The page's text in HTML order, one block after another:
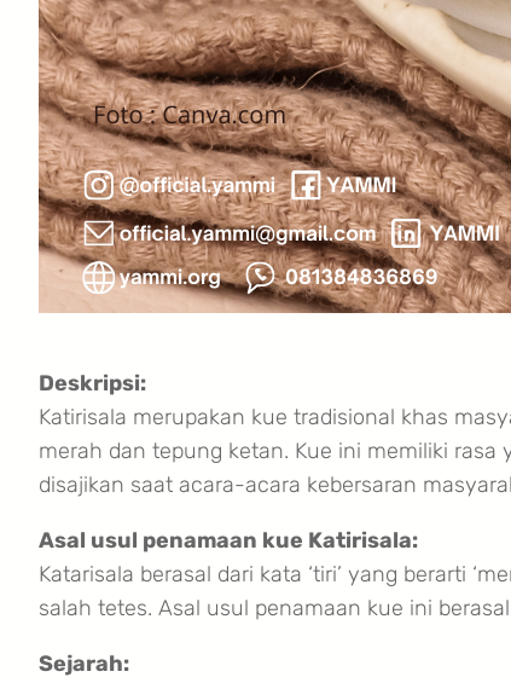
Deskripsi:
Katirisala merupakan kue tradisional khas
merah dan tepung ketan. Kue ini memiliki rasa
disajikan saat acara-acara kebersaran
Asal usul penamaan kue Katirisala:
Katarisala berasal dari kata ‘tiri’ yang berarti
salah tetes. Asal usul penamaan kue ini
Sejarah: